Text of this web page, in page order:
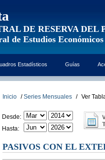
DE RESERVA DEL
de Estudios Económicos
Estadísticos Guías
Inicio / Series Mensuales / Ver
Desde:
Hasta:
PASIVOS CON EL